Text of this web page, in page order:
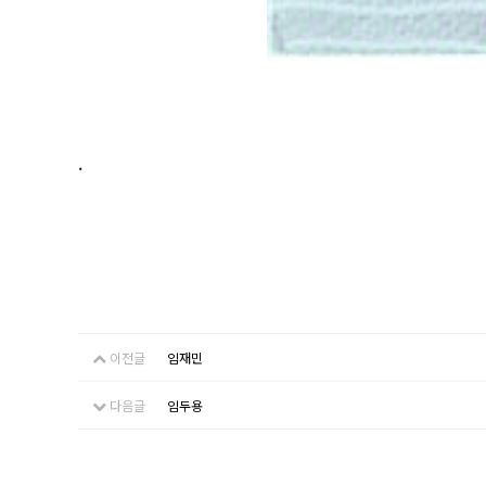
.
이전글 임재민
다음글 임두용